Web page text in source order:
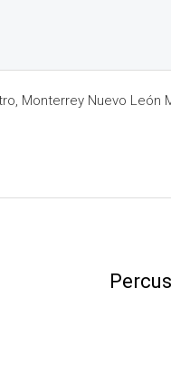
Monterrey Nuevo León